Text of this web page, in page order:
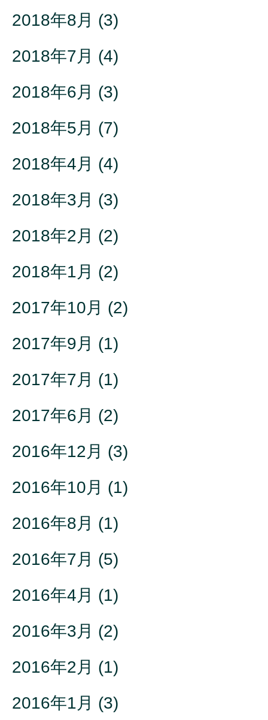
2018年8月 (3)
2018年7月 (4)
2018年6月 (3)
2018年5月 (7)
2018年4月 (4)
2018年3月 (3)
2018年2月 (2)
2018年1月 (2)
2017年10月 (2)
2017年9月 (1)
2017年7月 (1)
2017年6月 (2)
2016年12月 (3)
2016年10月 (1)
2016年8月 (1)
2016年7月 (5)
2016年4月 (1)
2016年3月 (2)
2016年2月 (1)
2016年1月 (3)